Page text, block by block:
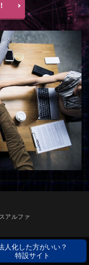
アルファ
袋オンダビル7階
人化した方がいい？
特設サイト